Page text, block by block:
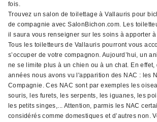
fois.
Trouvez un salon de toilettage à Vallauris pour
de compagnie avec SalonBichon.com. Les
il saura vous renseigner sur les soins à apporter
Tous les toiletteurs de Vallauris pourront vous
s’occuper de votre compagnon. Aujourd’hui, un
ne se limite plus à un chien ou à un chat. En
années nous avons vu l'apparition des NAC : les
Compagnie. Ces NAC sont par exemples les
souris, les furets, les serpents, les iguanes, les
les petits singes,... Attention, parmis les NAC
considérés comme domestiques et d’autres non.